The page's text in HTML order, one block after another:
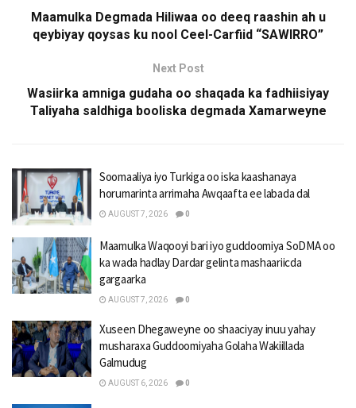
Maamulka Degmada Hiliwaa oo deeq raashin ah u
qeybiyay qoysas ku nool Ceel-Carfiid “SAWIRRO”
Next Post
Wasiirka amniga gudaha oo shaqada ka fadhiisiyay
Taliyaha saldhiga booliska degmada Xamarweyne
Soomaaliya iyo Turkiga oo iska kaashanaya
horumarinta arrimaha Awqaafta ee labada dal
AUGUST 7, 2026 0
Maamulka Waqooyi bari iyo guddoomiya SoDMA oo
ka wada hadlay Dardar gelinta mashaariicda
gargaarka
AUGUST 7, 2026 0
Xuseen Dhegaweyne oo shaaciyay inuu yahay
musharaxa Guddoomiyaha Golaha Wakiillada
Galmudug
AUGUST 6, 2026 0